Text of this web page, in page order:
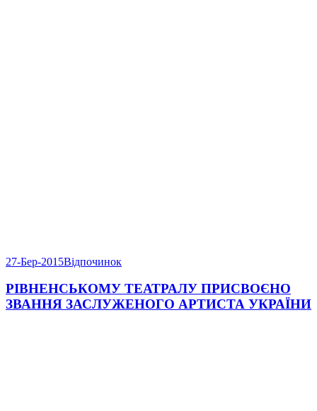
27-Бер-2015Відпочинок
РІВНЕНСЬКОМУ ТЕАТРАЛУ ПРИСВОЄНО
ЗВАННЯ ЗАСЛУЖЕНОГО АРТИСТА УКРАЇНИ